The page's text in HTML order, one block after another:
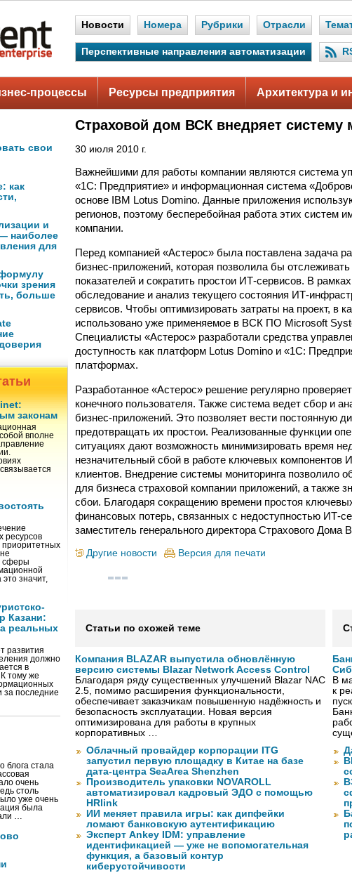
Новости Номера Рубрики Отрасли
Перспективные направления автоматизации
процессы Ресурсы предприятия Архитектура и
свои
как
и
наиболее
для
зрения
больше
законам
вполне
ресурсов
приоритетных
сферы
значит,
Казани:
реальных
развития
должно
в
тому же
за последние
блога стала
очень
столь
уже очень
была
…
Страховой дом ВСК внедряет систему
30 июля 2010 г.
Важнейшими для работы компании являются система
«1С: Предприятие» и информационная система
основе IBM Lotus Domino. Данные приложения
регионов, поэтому бесперебойная работа этих систем
компании.
Перед компанией «Астерос» была поставлена задача
бизнес-приложений, которая позволила бы
показателей и сократить простои ИТ-сервисов. В
обследование и анализ текущего состояния ИТ-
сервисов. Чтобы оптимизировать затраты на проект, в
использовано уже применяемое в ВСК ПО Microsoft
Специалисты «Астерос» разработали средства
доступность как платформ Lotus Domino и «1С:
платформах.
Разработанное «Астерос» решение регулярно
конечного пользователя. Также система ведет сбор и
бизнес-приложений. Это позволяет вести постоянную
предотвращать их простои. Реализованные функции
ситуациях дают возможность минимизировать время
незначительный сбой в работе ключевых компонентов
клиентов. Внедрение системы мониторинга позволило
для бизнеса страховой компании приложений, а также
сбои. Благодаря сокращению времени простоя
финансовых потерь, связанных с недоступностью ИТ-
заместитель генерального директора Страхового Дома
Другие новости Версия для печати
Статьи по схожей теме
Компания BLAZAR выпустила обновлённую
версию системы Blazar Network Access Control
Благодаря ряду существенных улучшений Blazar NAC
2.5, помимо расширения функциональности,
обеспечивает заказчикам повышенную надёжность и
безопасность эксплуатации. Новая версия
оптимизирована для работы в крупных
корпоративных …
Облачный провайдер корпорации ITG
запустил первую площадку в Китае на базе
дата-центра SeaArea Shenzhen
Производитель упаковки NOVAROLL
автоматизировал кадровый ЭДО с помощью
HRlink
ИИ меняет правила игры: как дипфейки
ломают банковскую аутентификацию
Эксперт Ankey IDM: управление
идентификацией — уже не вспомогательная
функция, а базовый контур
киберустойчивости
В
к